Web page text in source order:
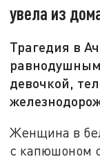
увела из
Трагедия в
девочкой,
Женщина в
с капюшоном